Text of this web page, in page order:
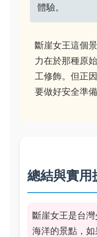
體驗。
斷崖女王這個
力在於那種原
工修飾。但正
要做好安全準備
總結與實用
斷崖女王是台
海洋的景點，